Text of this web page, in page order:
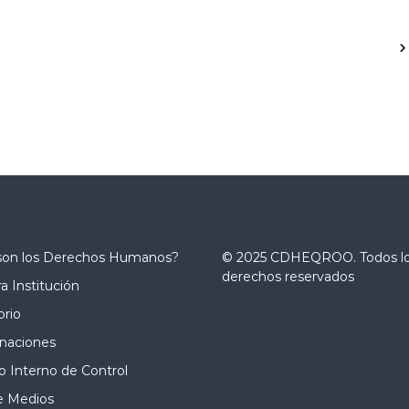
los Derechos Humanos?
Institución
Interno de Control
Medios
© 2025 CDHEQROO. Todos
derechos reservados